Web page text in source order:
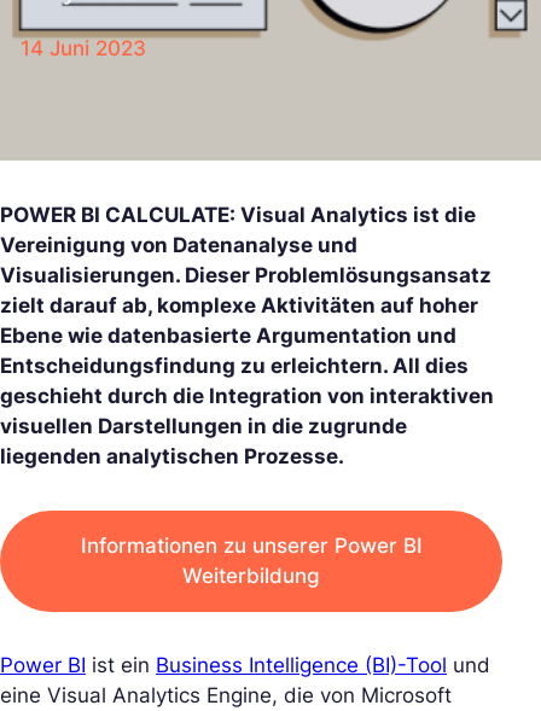
14 Juni 2023
POWER BI CALCULATE: Visual Analytics ist die
Vereinigung von Datenanalyse und
Visualisierungen. Dieser Problemlösungsansatz
zielt darauf ab, komplexe Aktivitäten auf hoher
Ebene wie datenbasierte Argumentation und
Entscheidungsfindung zu erleichtern. All dies
geschieht durch die Integration von interaktiven
visuellen Darstellungen in die zugrunde
liegenden analytischen Prozesse.
Informationen zu unserer Power BI
Weiterbildung
Power BI ist ein Business Intelligence (BI)-Tool und
eine Visual Analytics Engine, die von Microsoft